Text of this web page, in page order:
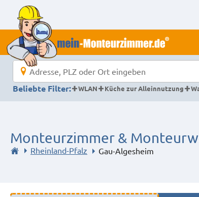
Beliebte Filter:
WLAN Küche zur Alleinnutzung
Monteurzimmer &
Rheinland-Pfalz Gau-Algesheim